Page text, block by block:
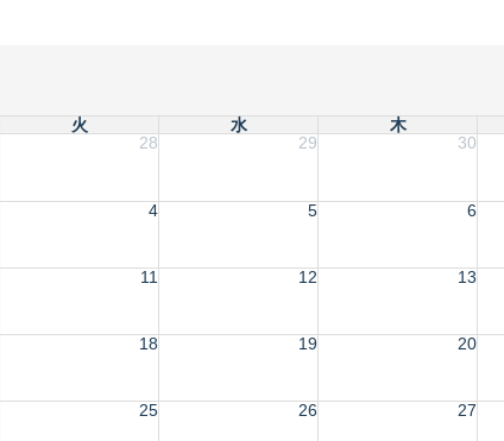
火 水
木
28 29 30
4 5 6
11 12 13
18 19 20
25 26 27